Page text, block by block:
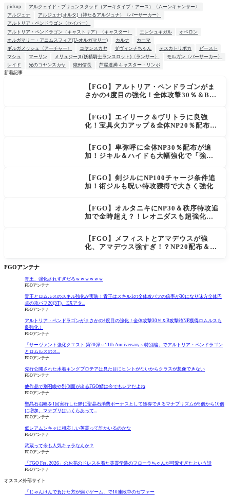
pickup
アルクェイド・ブリュンスタッド（アーキタイプ：アース）〈ムーンキャンサー〉
アルジュナ
アルジュナ[オルタ]（神たるアルジュナ）〈バーサーカー〉
アルトリア・ペンドラゴン〈セイバー〉
アルトリア・ペンドラゴン（キャストリア）〈キャスター〉
エレシュキガル
オベロン
オルガマリー・アニムスフィア(U-オルガマリー)
カルナ
カーマ
ギルガメッシュ〈アーチャー〉
コヤンスカヤ ダヴィンチちゃん テスカトリポカ
ビースト
マシュ
マーリン メリュジーヌ(妖精騎士ランスロット)〈ランサー〉
モルガン〈バーサーカー〉
レイド
光のコヤンスカヤ 織田信長
芦屋道満 キャスター・リンボ
新着記事
【FGO】アルトリア・ペンドラゴンがま
さかの4度目の強化！全体攻撃30％＆B攻
【FGO】エイリーク＆ヴリトラに良強
化！宝具火力アップ＆全体NP20％配布で
【FGO】卑弥呼に全体NP30％配布が追
加！ジキル＆ハイドも大幅強化で「強す
【FGO】剣ジルにNP100チャージ条件追
加！術ジルも呪い特攻獲得で大きく強化
【FGO】オルタニキにNP30＆秩序特攻追
加で金時超え？！レオニダスも超強化で
【FGO】メフィストとアマデウスが強
化、アマデウス強すぎ！？NP20配布＆Ar
FGOアンテナ
青王、強化されすぎだろｗｗｗｗｗｗ
FGOアンテナ
青王とロムルスのスキル強化が実装！青王はスキル1の全体攻バフの倍率が30になり味方全体円
卓の攻バフ20(3T)、EXアタ...
FGOアンテナ
アルトリア・ペンドラゴンがまさかの4度目の強化！全体攻撃30％＆B攻撃時NP獲得ロムルスも
良強化！
FGOアンテナ
「サーヴァント強化クエスト 第20弾～11th Anniversary～特別編」でアルトリア・ペンドラゴン
とロムルスのス...
FGOアンテナ
先行公開された水着キングプロテアは見た目にヒントがないからクラスが想像できない
FGOアンテナ
他作品で別召喚や別側面が出るFGO鯖は今でもレアだよね
FGOアンテナ
聖晶石召喚を1回実行した際に聖晶石消費ボーナスとして獲得できるマナプリズムが5個から10個
に増加。マナプリはいくらあって...
FGOアンテナ
低レアムンキャに相応しい英霊って誰かいるのかな
FGOアンテナ
武蔵って今も人気キャラなんか？
FGOアンテナ
「FGO Fes. 2026」のお花のドレスを着た英霊学装のフローラちゃんが可愛すぎたという話
FGOアンテナ
オススメ外部サイト
「じゃんけんで負けた方が煽ぐゲーム」で10連敗中のゼファー